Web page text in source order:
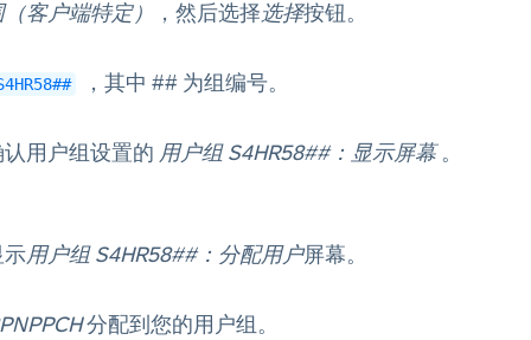
客户端特定） ，然后选择选择按钮。
，其中 ## 为组编号。
用户组设置的 用户组 S4HR58##：显示屏幕。
示用户组 S4HR58##：分配用户屏幕。
分配到您的用户组。